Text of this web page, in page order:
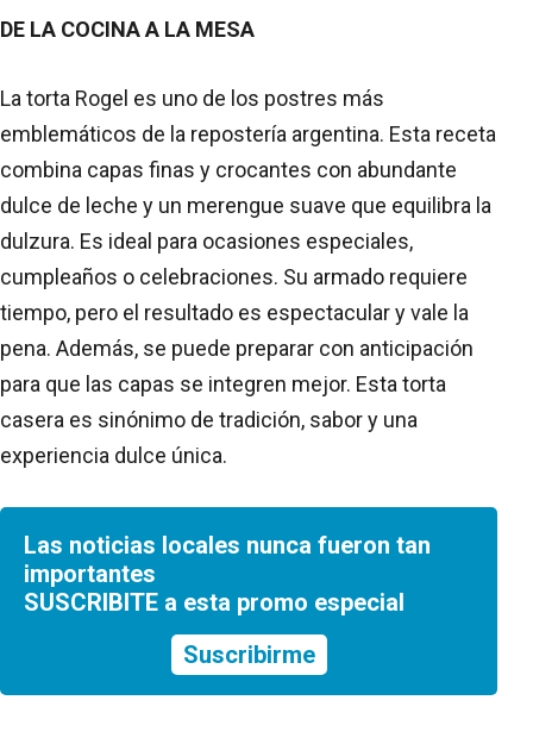
DE LA COCINA A LA MESA
La torta Rogel es uno de los postres más
emblemáticos de la repostería argentina. Esta receta
combina capas finas y crocantes con abundante
dulce de leche y un merengue suave que equilibra la
dulzura. Es ideal para ocasiones especiales,
cumpleaños o celebraciones. Su armado requiere
tiempo, pero el resultado es espectacular y vale la
pena. Además, se puede preparar con anticipación
para que las capas se integren mejor. Esta torta
casera es sinónimo de tradición, sabor y una
experiencia dulce única.
Las noticias locales nunca fueron tan
importantes
SUSCRIBITE a esta promo especial
Suscribirme